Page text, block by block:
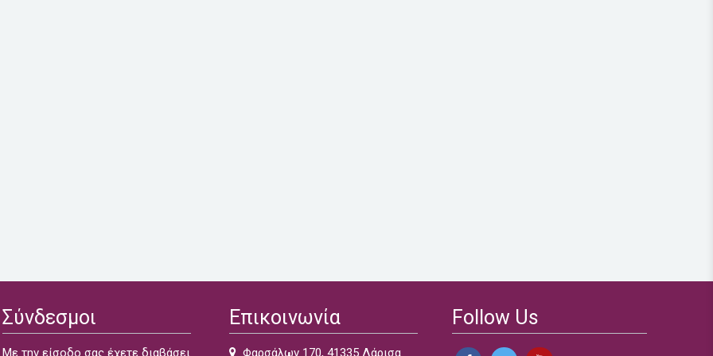
Σύνδεσμοι
Με την είσοδο σας έχετε διαβάσει
Επικοινωνία
Φαρσάλων 170, 41335 Λάρισα
Follow Us